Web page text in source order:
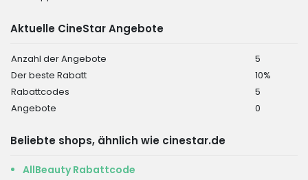
Aktuelle CineStar Angebote
Anzahl der Angebote
5
Der beste Rabatt
10%
Rabattcodes
5
Angebote
0
Beliebte shops, ähnlich wie cinestar.de
AllBeauty Rabattcode